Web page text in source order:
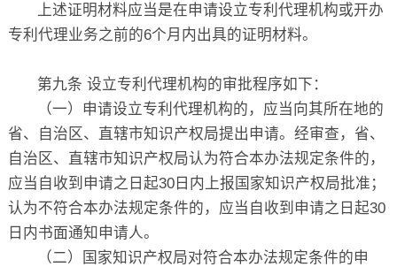
上述证明材料应当是在申请设立专利代理机构或开办
专利代理业务之前的6个月内出具的证明材料。
第九条 设立专利代理机构的审批程序如下：
（一）申请设立专利代理机构的，应当向其所在地的
省、自治区、直辖市知识产权局提出申请。经审查，省、
自治区、直辖市知识产权局认为符合本办法规定条件的，
应当自收到申请之日起30日内上报国家知识产权局批准；
认为不符合本办法规定条件的，应当自收到申请之日起30
日内书面通知申请人。
（二）国家知识产权局对符合本办法规定条件的申